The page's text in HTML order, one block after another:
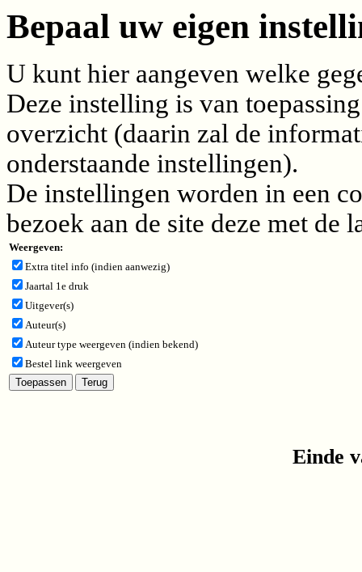
Bepaal uw eigen
U kunt hier aangeven welke
Deze instelling is van
overzicht (daarin zal de
onderstaande instellingen).
De instellingen worden in een
bezoek aan de site deze met de
Weergeven:
Extra titel info (indien aanwezig)
Jaartal 1e druk
Uitgever(s)
Auteur(s)
Auteur type weergeven (indien bekend)
Bestel link weergeven
Einde